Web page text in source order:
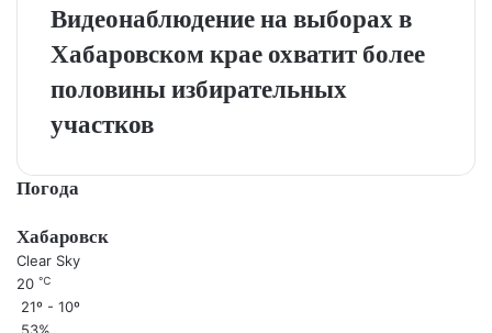
Видеонаблюдение на выборах в
Хабаровском крае охватит более
половины избирательных
участков
Погода
Хабаровск
Clear Sky
20 ℃
21º - 10º